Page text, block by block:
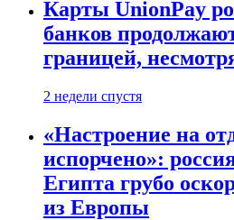
Карты UnionPay
банков
границей,
2 недели спустя
«Настроение на
испорчено»:
Египта грубо
из Европы